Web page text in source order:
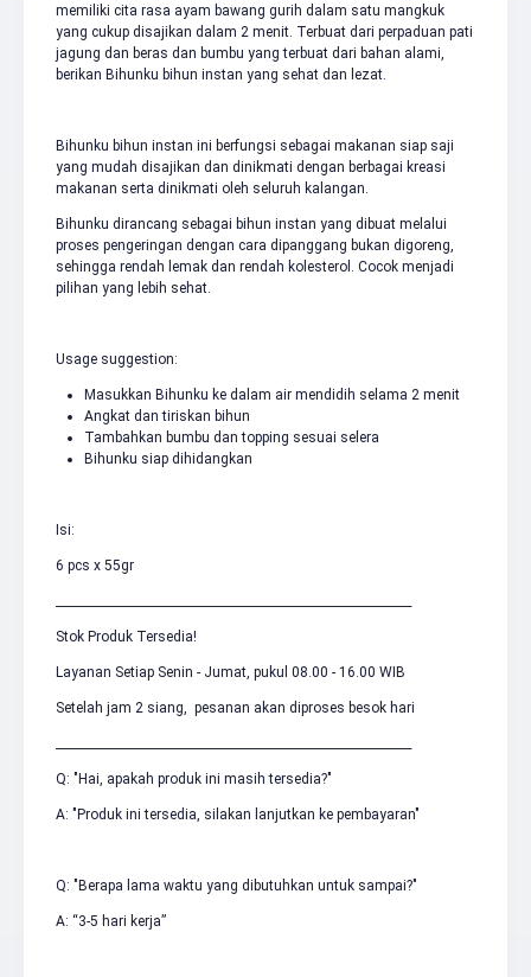
memiliki cita rasa ayam bawang gurih dalam satu mangkuk
yang cukup disajikan dalam 2 menit. Terbuat dari perpaduan pati
jagung dan beras dan bumbu yang terbuat dari bahan alami,
berikan Bihunku bihun instan yang sehat dan lezat.
Bihunku bihun instan ini berfungsi sebagai makanan siap saji
yang mudah disajikan dan dinikmati dengan berbagai kreasi
makanan serta dinikmati oleh seluruh kalangan.
Bihunku dirancang sebagai bihun instan yang dibuat melalui
proses pengeringan dengan cara dipanggang bukan digoreng,
sehingga rendah lemak dan rendah kolesterol. Cocok menjadi
pilihan yang lebih sehat.
Usage suggestion:
Masukkan Bihunku ke dalam air mendidih selama 2 menit
Angkat dan tiriskan bihun
Tambahkan bumbu dan topping sesuai selera
Bihunku siap dihidangkan
Isi:
6 pcs x 55gr
Stok Produk Tersedia!
Layanan Setiap Senin - Jumat, pukul 08.00 - 16.00 WIB
Setelah jam 2 siang, pesanan akan diproses besok hari
Q: "Hai, apakah produk ini masih tersedia?"
A: "Produk ini tersedia, silakan lanjutkan ke pembayaran"
Q: "Berapa lama waktu yang dibutuhkan untuk sampai?"
A: “3-5 hari kerja”